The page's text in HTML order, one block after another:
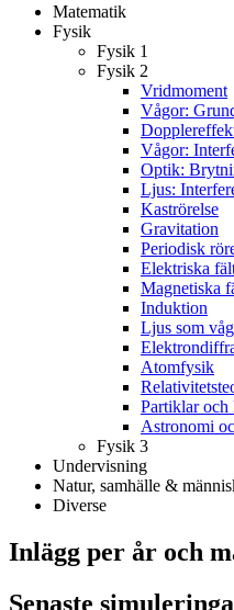
Matematik
Fysik
Fysik 1
Fysik 2
Vridmoment
Vågor:
Vågor:
Optik:
Ljus:
Kaströrelse
Gravitation
Periodisk
Elektriska
Magnetiska
Induktion
Ljus som
Atomfysik
Partiklar och
Astronomi
Fysik 3
Undervisning
Natur, samhälle &
Diverse
Inlägg per år och
Senaste